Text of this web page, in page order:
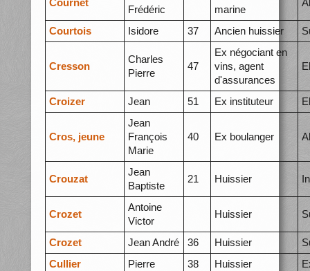
Cournet
Frédéric
marine
Courtois Isidore 37 Ancien huissier
Cresson
Charles
Pierre
47
Ex négociant en
vins, agent
d'assurances
Croizer Jean 51 Ex instituteur
Cros, jeune
Jean
François
Marie
40 Ex boulanger
Crouzat
Jean
Baptiste
21 Huissier
Crozet
Antoine
Victor
Huissier
Crozet Jean André 36 Huissier
Cullier
Pierre 38 Huissier